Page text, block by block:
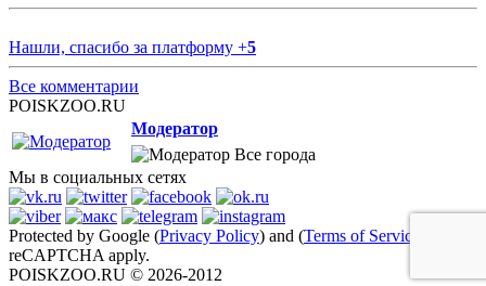
Нашли, спасибо за платформу +5
Все комментарии
POISKZOO.RU
Модератор
Все города
Мы в социальных сетях
Protected by Google (Privacy Policy) and (Terms of Service
reCAPTCHA apply.
POISKZOO.RU © 2026-2012